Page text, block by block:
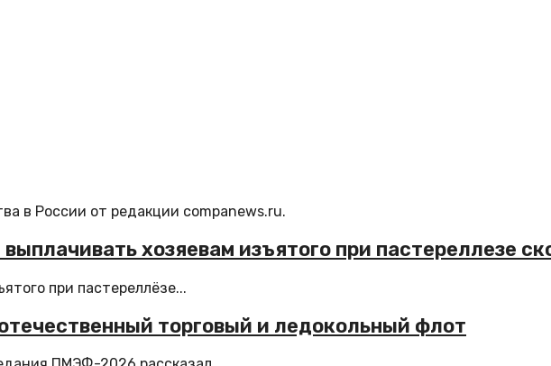
в России от редакции companews.ru.
хозяевам изъятого при пастереллезе
при пастереллёзе...
торговый и ледокольный флот